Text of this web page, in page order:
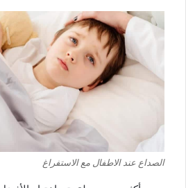
الصداع عند الاطفال مع الاستفراغ